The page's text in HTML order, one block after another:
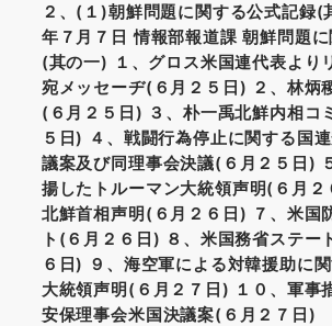
２、(１)朝鮮問題に関する公式記録(
年７月７日 情報部報道課 朝鮮問題
(其の一) １、グロス米国連代表より
宛メッセーヂ(６月２５日) ２、林炳
(６月２５日) ３、朴一禹北鮮内相コ
５日) ４、戦闘行為停止に関する国
議案及び同理事会決議(６月２５日)
揚したトルーマン大統領声明(６月
北鮮首相声明(６月２６日) ７、米国
ト(６月２６日) ８、米国務省ステー
６日) ９、海空軍による対韓援助に
大統領声明(６月２７日) １０、軍事
安保理事会米国決議案(６月２７日)